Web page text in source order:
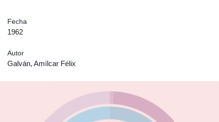
Fecha
1962
Autor
Galván, Amílcar Félix